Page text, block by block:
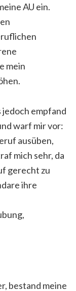
AU ein.
mein
jedoch empfand
warf mir vor:
ausüben,
mich sehr, da
gerecht zu
ihre
bestand meine